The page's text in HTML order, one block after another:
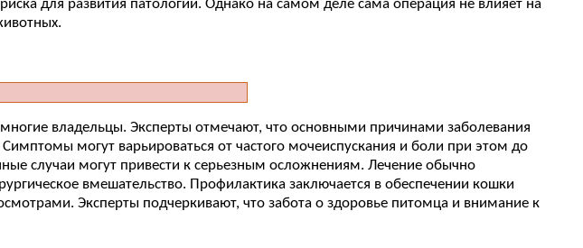
для развития патологии. Однако на самом деле сама операция не влияет на
владельцы. Эксперты отмечают, что основными причинами заболевания
могут варьироваться от частого мочеиспускания и боли при этом до
случаи могут привести к серьезным осложнениям. Лечение обычно
вмешательство. Профилактика заключается в обеспечении кошки
Эксперты подчеркивают, что забота о здоровье питомца и внимание к